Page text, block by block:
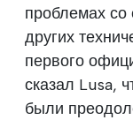
проблемах со
других
первого
сказал Lusa,
были